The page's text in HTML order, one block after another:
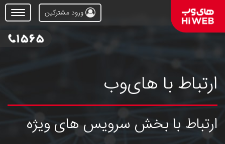
Open
Menu
ورود مشترکین
ارتباط با های‌وب
ارتباط با بخش سرویس های ویژه